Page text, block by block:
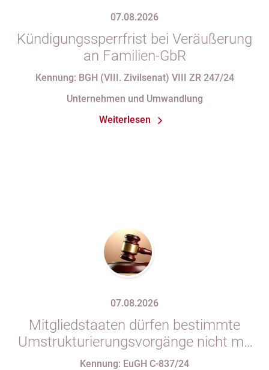
07.08.2026
Kündigungssperrfrist bei Veräußerung
an Familien-GbR
Kennung: BGH (VIII. Zivilsenat) VIII ZR 247/24
Unternehmen und Umwandlung
Weiterlesen
07.08.2026
Mitgliedstaaten dürfen bestimmte
Umstrukturierungsvorgänge nicht mit
indirekten Steuern belasten
Kennung: EuGH C-837/24